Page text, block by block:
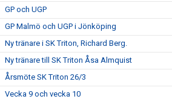
GP och UGP
GP Malmö och UGP i Jönköping
Ny tränare i SK Triton, Richard Berg.
Ny tränare till SK Triton Åsa Almquist
Årsmöte SK Triton 26/3
Vecka 9 och vecka 10